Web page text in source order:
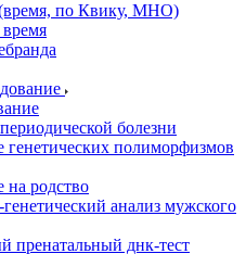
по Квику, МНО)
болезни
генетических полиморфизмов
на родство
анализ мужского
пренатальный днк-тест